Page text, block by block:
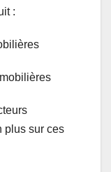
:
plus sur ces